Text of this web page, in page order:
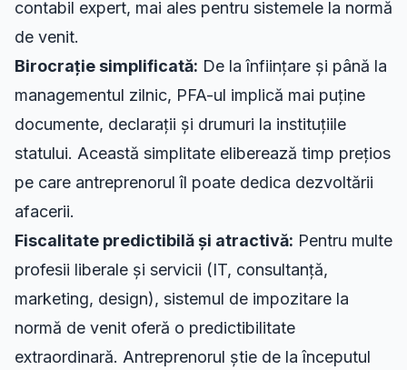
contabil expert, mai ales pentru sistemele la normă
de venit.
Birocrație simplificată: De la înființare și până la
managementul zilnic, PFA-ul implică mai puține
documente, declarații și drumuri la instituțiile
statului. Această simplitate eliberează timp prețios
pe care antreprenorul îl poate dedica dezvoltării
afacerii.
Fiscalitate predictibilă și atractivă: Pentru multe
profesii liberale și servicii (IT, consultanță,
marketing, design), sistemul de impozitare la
normă de venit oferă o predictibilitate
extraordinară. Antreprenorul știe de la începutul